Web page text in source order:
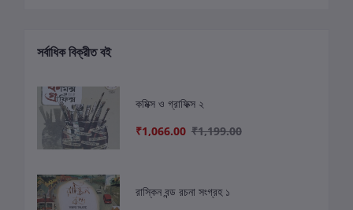
সর্বাধিক বিক্রীত বই
কমিক্স ও গ্রাফিক্স ২
₹1,066.00 ₹1,199.00
রাস্কিন বন্ড রচনা সংগ্রহ ১